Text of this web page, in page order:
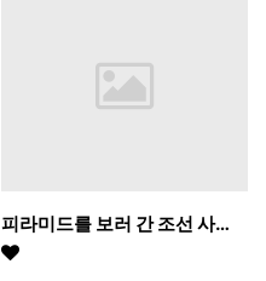
피라미드를 보러 간 조선 사…